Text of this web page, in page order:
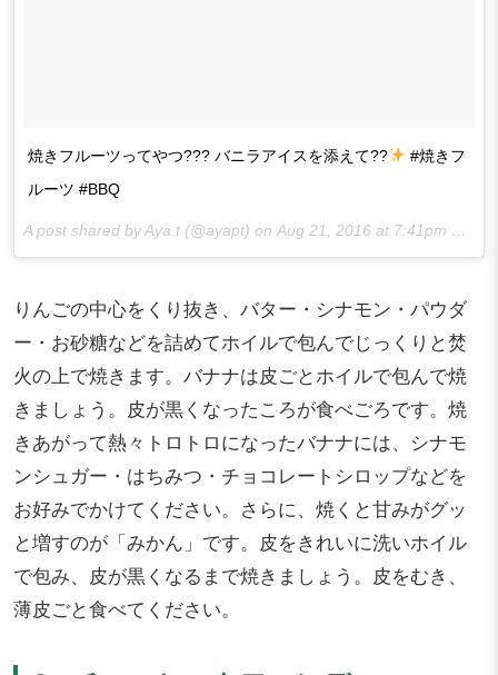
焼きフルーツってやつ??? バニラアイスを添えて??
#焼きフ
ルーツ #BBQ
A post shared by Aya.t (@ayapt) on Aug 21, 2016 at 7:41pm PDT
りんごの中心をくり抜き、バター・シナモン・パウダ
ー・お砂糖などを詰めてホイルで包んでじっくりと焚
火の上で焼きます。バナナは皮ごとホイルで包んで焼
きましょう。皮が黒くなったころが食べごろです。焼
きあがって熱々トロトロになったバナナには、シナモ
ンシュガー・はちみつ・チョコレートシロップなどを
お好みでかけてください。さらに、焼くと甘みがグッ
と増すのが「みかん」です。皮をきれいに洗いホイル
で包み、皮が黒くなるまで焼きましょう。皮をむき、
薄皮ごと食べてください。